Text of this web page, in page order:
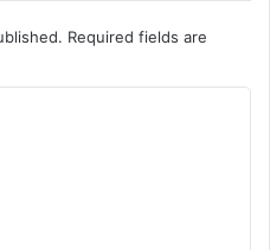
Required fields are